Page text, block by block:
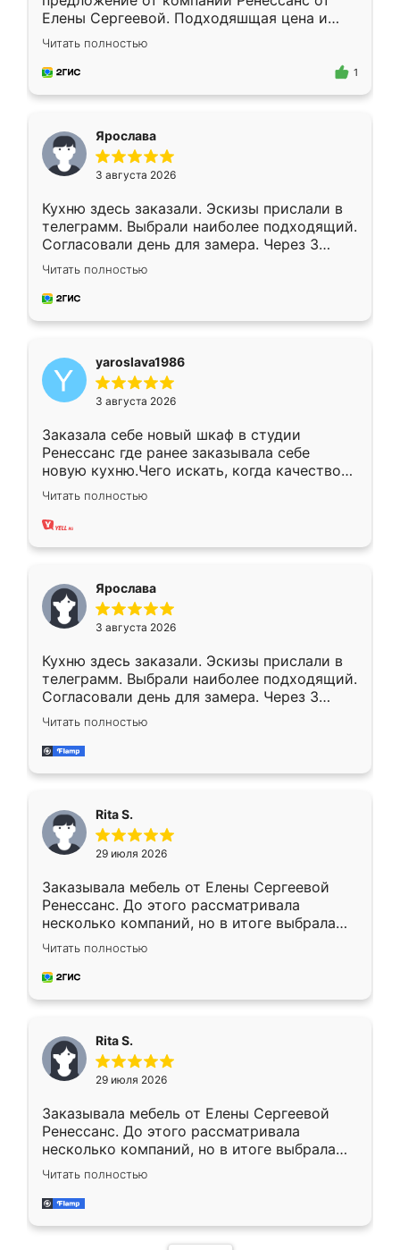
Елены Сергеевой. Подходяшщая цена и
короткие сроки изготовления. Приехавший
для замера сотрудник Владислав
предложил по моему эскизу самый
Читать полностью
1
Ярослава
3 августа 2026
Кухню здесь заказали. Эскизы прислали в
телеграмм. Выбрали наиболее подходящий.
Согласовали день для замера. Через 3
недели кухня была уже готова. Остались
довольны работой. Спасибо Ренессанс
мебель за качественную работу!
Читать полностью
yaroslava1986
3 августа 2026
Заказала себе новый шкаф в студии
Ренессанс где ранее заказывала себе
новую кухню.Чего искать, когда качеством
вполне довольна. Служит кухня уже почти
два года, нареканий нет.
Читать полностью
Ярослава
3 августа 2026
Кухню здесь заказали. Эскизы прислали в
телеграмм. Выбрали наиболее подходящий.
Согласовали день для замера. Через 3
недели кухня была уже готова. Остались
довольны работой. Спасибо Ренессанс
мебель за качественную работу!
Читать полностью
Rita S.
29 июля 2026
Заказывала мебель от Елены Сергеевой
Ренессанс. До этого рассматривала
несколько компаний, но в итоге выбрала
эту. Сначала обговорили условия, потом
приехал замерщик, всё спокойно объяснил
и снял размеры. Изготовили в срок, с
каких-либо доработок. Качеством осталась
довольна, все выглядит так, как и ожидала.
Читать полностью
Rita S.
29 июля 2026
Заказывала мебель от Елены Сергеевой
Ренессанс. До этого рассматривала
несколько компаний, но в итоге выбрала
эту. Сначала обговорили условия, потом
приехал замерщик, всё спокойно объяснил
и снял размеры. Изготовили в срок, с
Читать полностью